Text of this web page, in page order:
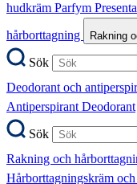
hudkräm Parfym
hårborttagning
Rakning
Sök
Deodorant och
AntiperspirantDeodorant
Sök
Rakning och
Hårborttagningskräm